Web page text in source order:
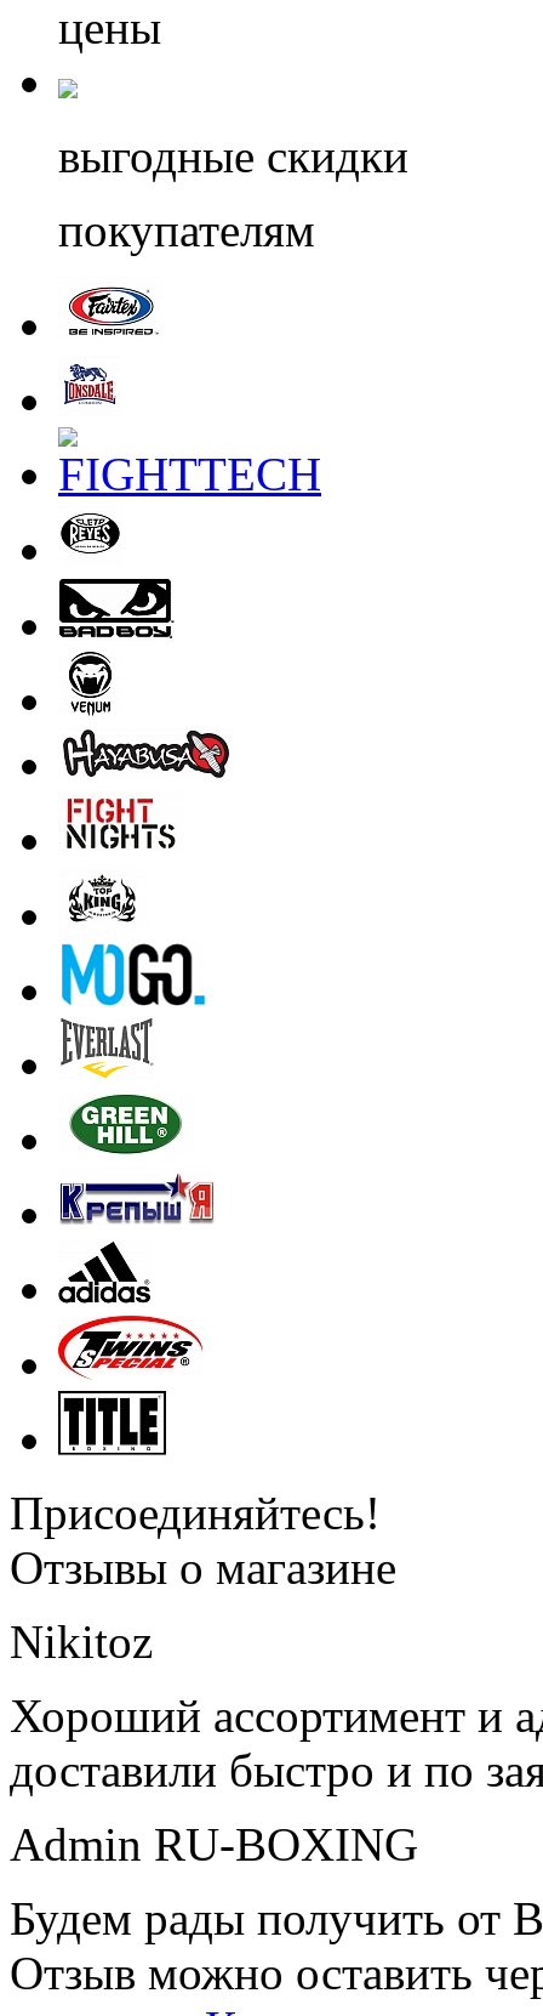
цены
выгодные скидки
покупателям
Присоединяйтесь!
Отзывы о магазине
Nikitoz
Хороший ассортимент и
доставили быстро и по
Admin RU-BOXING
Будем рады получить от
Отзыв можно оставить